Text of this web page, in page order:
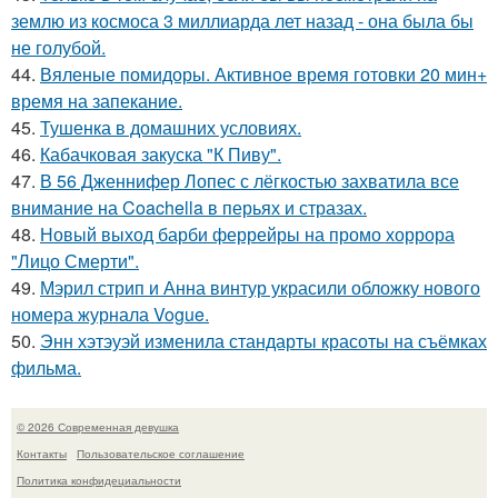
землю из космоса 3 миллиарда лет назад - она была бы
не голубой.
44. Вяленые помидоры. Активное время готовки 20 мин+
время на запекание.
45. Тушенка в домашних условиях.
46. Кабачковая закуска "К Пиву".
47. В 56 Дженнифер Лопес с лёгкостью захватила все
внимание на Coachella в перьях и стразах.
48. Новый выход барби феррейры на промо хоррора
"Лицо Смерти".
49. Мэрил стрип и Анна винтур украсили обложку нового
номера журнала Vogue.
50. Энн хэтэуэй изменила стандарты красоты на съёмках
фильма.
© 2026 Современная девушка
Контакты
Пользовательское соглашение
Политика конфидециальности